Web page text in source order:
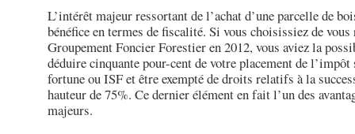
L’intérêt majeur ressortant de l’achat d’une parcelle de
bénéfice en termes de fiscalité. Si vous choisissiez de
Groupement Foncier Forestier en 2012, vous aviez la
déduire cinquante pour-cent de votre placement de l’impôt
fortune ou ISF et être exempté de droits relatifs à la
hauteur de 75%. Ce dernier élément en fait l’un des
majeurs.